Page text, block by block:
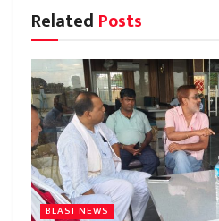
Related Posts
BLAST NEWS